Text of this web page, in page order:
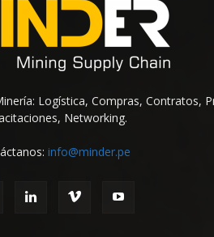
Logística, Compras, Contratos,
Networking.
info@minder.pe